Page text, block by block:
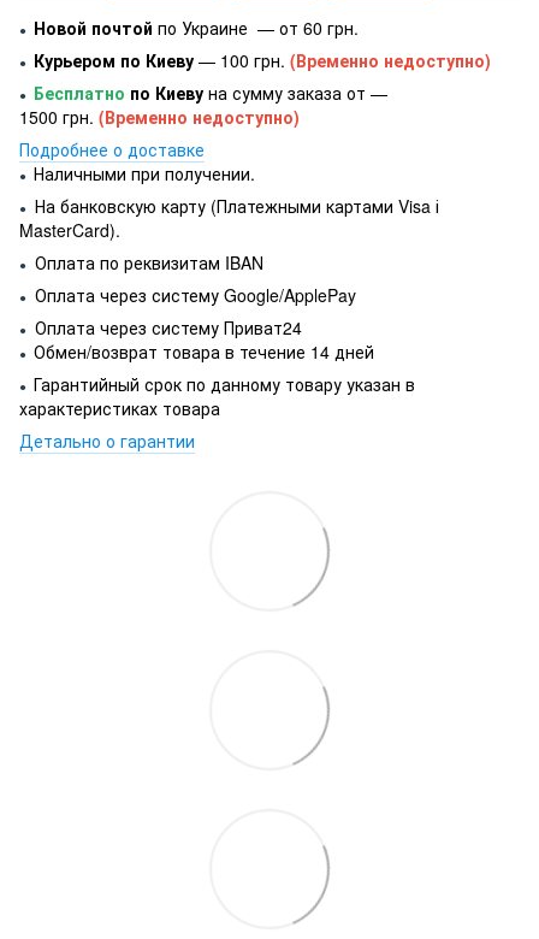
● Новой почтой по Украине — от 60 грн.
● Курьером по Киеву — 100 грн. (Временно недоступно)
● Бесплатно по Киеву на сумму заказа от —
1500 грн. (Временно недоступно)
Подробнее о доставке
● Наличными при получении.
● На банковскую карту (Платежными картами Visa і
MasterCard).
● Оплата по реквизитам IBAN
● Оплата через систему Google/ApplePay
● Оплата через систему Приват24
● Обмен/возврат товара в течение 14 дней
● Гарантийный срок по данному товару указан в
характеристиках товара
Детально о гарантии